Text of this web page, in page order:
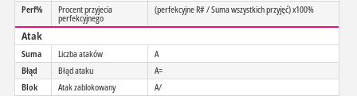
Perf% Procent przyjecia
perfekcyjnego
(perfekcyjne R# / Suma wszystkich przyjęć) x100%
Atak
Suma Liczba ataków
A
Błąd
Błąd ataku
A=
Blok
Atak zablokowany
A/